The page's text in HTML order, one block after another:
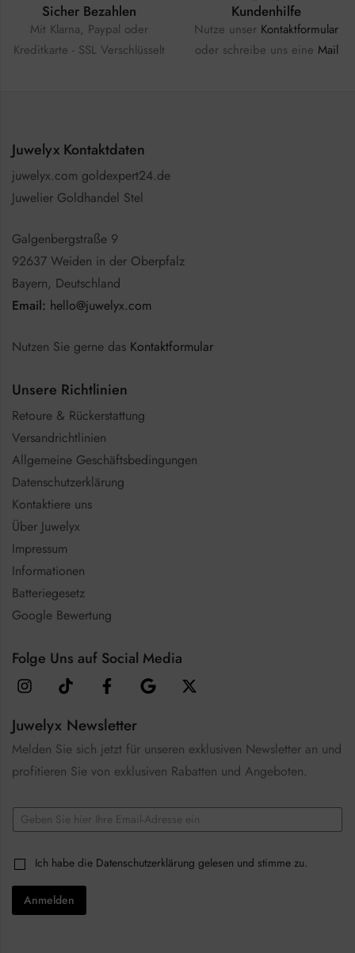
Sicher Bezahlen
Mit Klarna, Paypal oder
Kreditkarte - SSL Verschlüsselt
Kundenhilfe
Nutze unser Kontaktformular
oder schreibe uns eine Mail
Juwelyx Kontaktdaten
juwelyx.com goldexpert24.de
Juwelier Goldhandel Stel
Galgenbergstraße 9
92637 Weiden in der Oberpfalz
Bayern, Deutschland
Email: hello@juwelyx.com
Nutzen Sie gerne das Kontaktformular
Unsere Richtlinien
Retoure & Rückerstattung
Versandrichtlinien
Allgemeine Geschäftsbedingungen
Datenschutzerklärung
Kontaktiere uns
Über Juwelyx
Impressum
Informationen
Batteriegesetz
Google Bewertung
Folge Uns auf Social Media
Juwelyx Newsletter
Melden Sie sich jetzt für unseren exklusiven Newsletter an und
profitieren Sie von exklusiven Rabatten und Angeboten.
m
i
l
E
E
lC
h
e
k
Ich habe die Datenschutzerklärung gelesen und stimme zu.
Anmelden